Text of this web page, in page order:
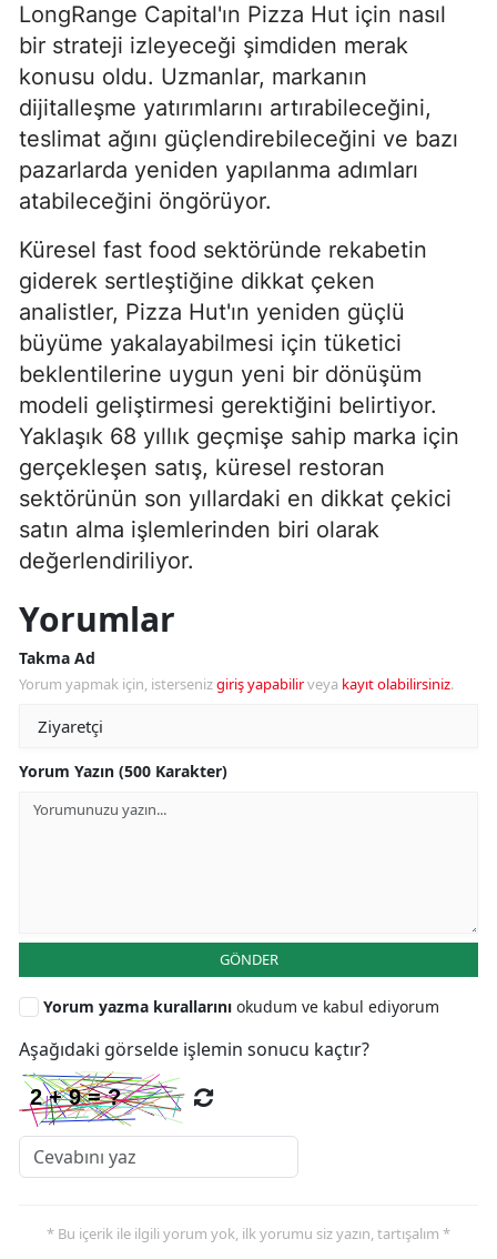
LongRange Capital'ın Pizza Hut için nasıl
bir strateji izleyeceği şimdiden merak
konusu oldu. Uzmanlar, markanın
dijitalleşme yatırımlarını artırabileceğini,
teslimat ağını güçlendirebileceğini ve bazı
pazarlarda yeniden yapılanma adımları
atabileceğini öngörüyor.
Küresel fast food sektöründe rekabetin
giderek sertleştiğine dikkat çeken
analistler, Pizza Hut'ın yeniden güçlü
büyüme yakalayabilmesi için tüketici
beklentilerine uygun yeni bir dönüşüm
modeli geliştirmesi gerektiğini belirtiyor.
Yaklaşık 68 yıllık geçmişe sahip marka için
gerçekleşen satış, küresel restoran
sektörünün son yıllardaki en dikkat çekici
satın alma işlemlerinden biri olarak
değerlendiriliyor.
Yorumlar
Takma Ad
Yorum yapmak için, istersenizgiriş yapabilirveya kayıt olabilirsiniz.
Yorum Yazın (500 Karakter)
GÖNDER
Yorum yazma kurallarını okudum ve kabul ediyorum
Aşağıdaki görselde işlemin sonucu kaçtır?
* Bu içerik ile ilgili yorum yok, ilk yorumu siz yazın, tartışalım *